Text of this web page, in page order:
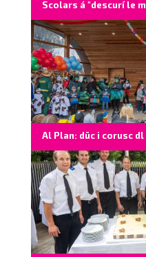
Scolars á "descurí le
Al Plan: düc i corusc dl